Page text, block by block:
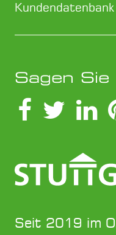
Kundendatenbank
Sagen
Seit 2019 im